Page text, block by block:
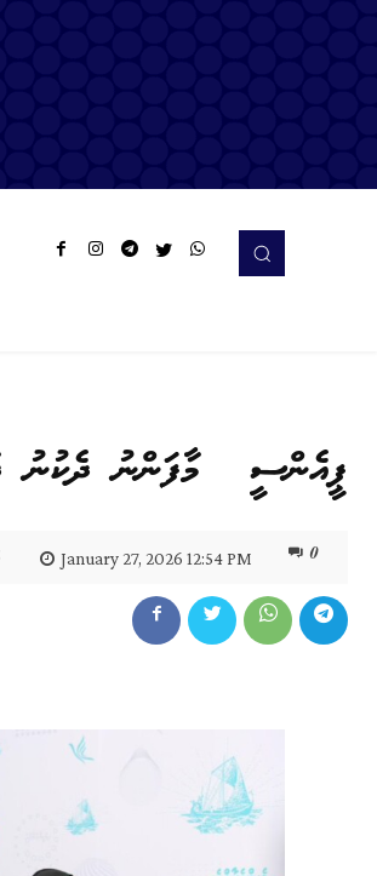
ޕީއެންސީ މާފަންނު ދެކުނު
January 27, 2026 12:54 PM 0